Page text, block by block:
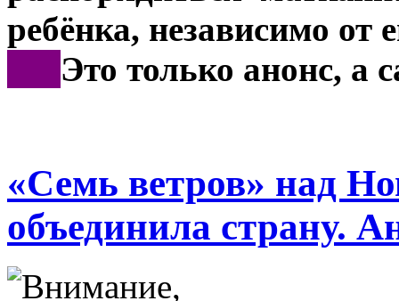
ребёнка, независимо от
Это только анонс, а
«Семь ветров» над
объединила страну.